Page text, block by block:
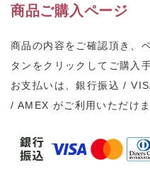
商品ご購入ページ
商品の内容をご確認頂き、
タンをクリックしてご購入
お支払いは、銀行振込 /
/ AMEX がご利用いただけま